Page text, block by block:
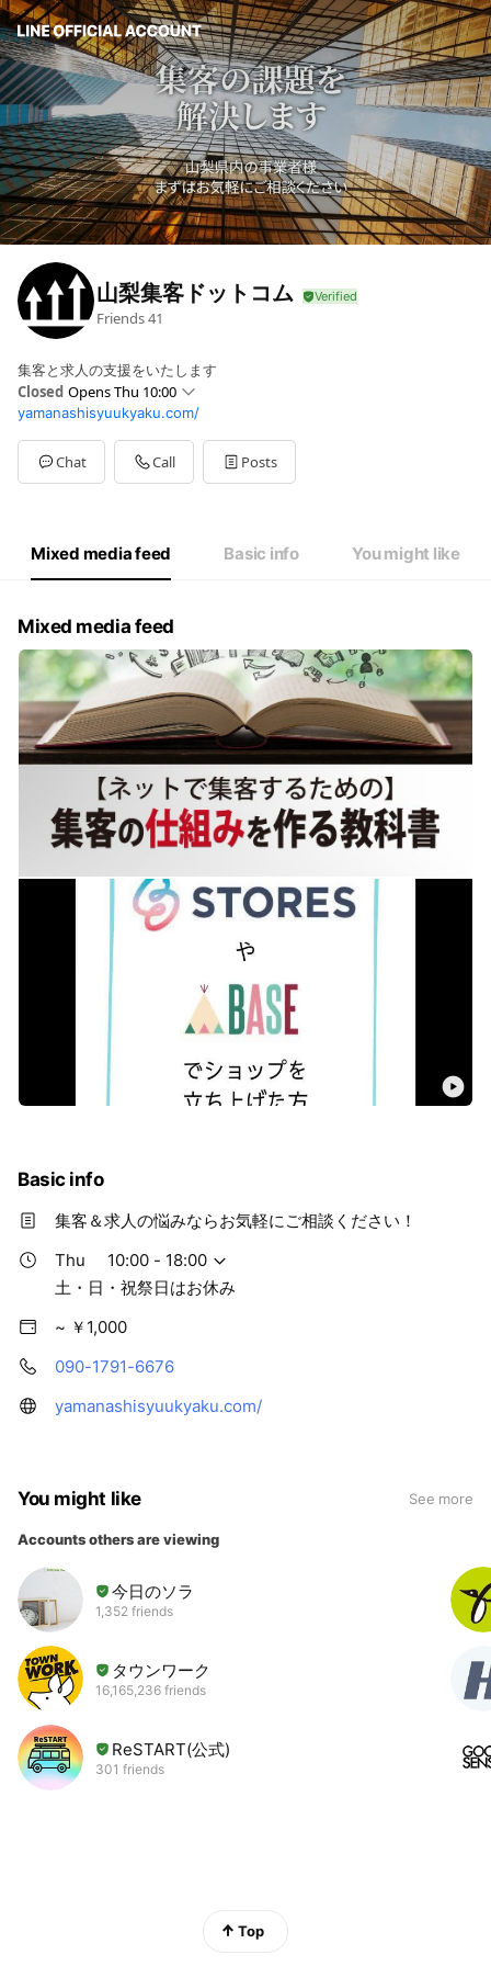
山梨集客ドットコム
Friends41
集客と求人の支援をいたします
Closed Opens Thu 10:00
SunClosed
Mon10:00 - 18:00
Tue10:00 - 18:00
Wed10:00 - 18:00
Closed
土・日・祝祭日はお休み
yamanashisyuukyaku.com/
Chat Call Posts
Mixed media feed Basic info You might like
Mixed media feed
Basic info
集客＆求人の悩みならお気軽にご相談ください！
Thu
10:00 - 18:00
土・日・祝祭日はお休み
~ ￥1,000
090-1791-6676
yamanashisyuukyaku.com/
You might like See more
Accounts others are viewing
今日のソラ
1,352 friends
タウンワーク
16,165,236 friends
ReSTART(公式)
301 friends
Top